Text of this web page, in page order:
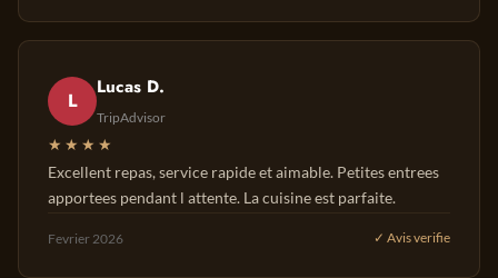
L
Lucas D.
TripAdvisor
★★★★
Excellent repas, service rapide et aimable. Petites entrees
apportees pendant l attente. La cuisine est parfaite.
Fevrier 2026 ✓ Avis verifie